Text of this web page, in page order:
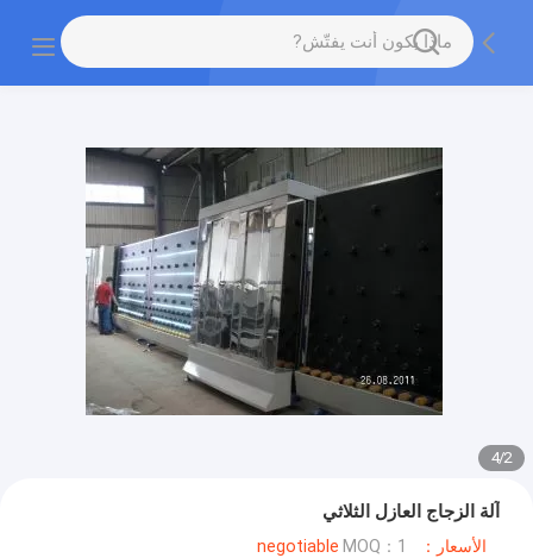
2
/
4
آلة الزجاج العازل الثلاثي
الأسعار：negotiable MOQ：1